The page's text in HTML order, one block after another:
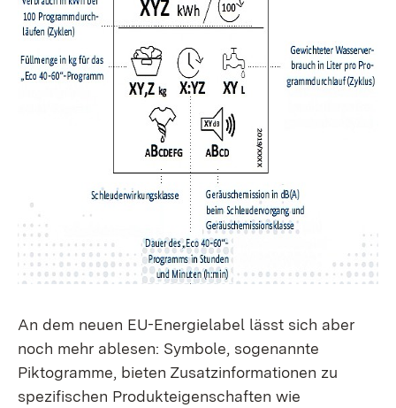
An dem neuen EU-Energielabel lässt sich aber
noch mehr ablesen: Symbole, sogenannte
Piktogramme, bieten Zusatzinformationen zu
spezifischen Produkteigenschaften wie